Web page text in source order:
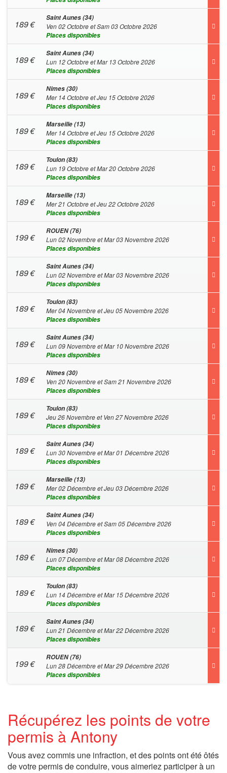
189€
Saint Aunes (34)
Ven 02 Octobre et Sam 03 Octobre 2026
Places disponibles
189€
Saint Aunes (34)
Lun 12 Octobre et Mar 13 Octobre 2026
Places disponibles
189€
Nimes (30)
Mer 14 Octobre et Jeu 15 Octobre 2026
Places disponibles
189€
Marseille (13)
Mer 14 Octobre et Jeu 15 Octobre 2026
Places disponibles
189€
Toulon (83)
Lun 19 Octobre et Mar 20 Octobre 2026
Places disponibles
189€
Marseille (13)
Mer 21 Octobre et Jeu 22 Octobre 2026
Places disponibles
199€
ROUEN (76)
Lun 02 Novembre et Mar 03 Novembre 2026
Places disponibles
189€
Saint Aunes (34)
Lun 02 Novembre et Mar 03 Novembre 2026
Places disponibles
189€
Toulon (83)
Mer 04 Novembre et Jeu 05 Novembre 2026
Places disponibles
189€
Saint Aunes (34)
Lun 09 Novembre et Mar 10 Novembre 2026
Places disponibles
189€
Nimes (30)
Ven 20 Novembre et Sam 21 Novembre 2026
Places disponibles
189€
Toulon (83)
Jeu 26 Novembre et Ven 27 Novembre 2026
Places disponibles
189€
Saint Aunes (34)
Lun 30 Novembre et Mar 01 Décembre 2026
Places disponibles
189€
Marseille (13)
Mer 02 Décembre et Jeu 03 Décembre 2026
Places disponibles
189€
Saint Aunes (34)
Ven 04 Décembre et Sam 05 Décembre 2026
Places disponibles
189€
Nimes (30)
Lun 07 Décembre et Mar 08 Décembre 2026
Places disponibles
189€
Toulon (83)
Lun 14 Décembre et Mar 15 Décembre 2026
Places disponibles
189€
Saint Aunes (34)
Lun 21 Décembre et Mar 22 Décembre 2026
Places disponibles
199€
ROUEN (76)
Lun 28 Décembre et Mar 29 Décembre 2026
Places disponibles
Récupérez les points de votre
permis à Antony
Vous avez commis une infraction, et des points ont été ôtés
de votre permis de conduire, vous aimeriez participer à un